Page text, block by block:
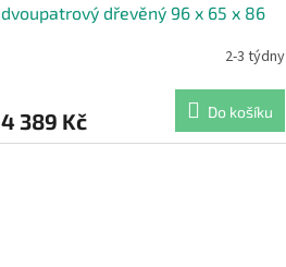
dvoupatrový dřevěný 96 x 65 x 86
2-3 týdny
4 389 Kč Do košíku